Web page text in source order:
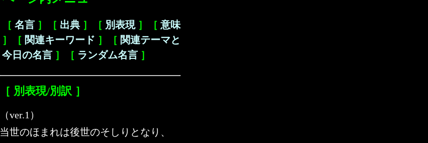
［ 名言 ］［ 出典 ］［ 別表現］［ 意味
］［ 関連キーワード ］［ 関連テーマと
今日の名言 ］［ ランダム名言 ］
［ 別表現/別訳 ］
（ver.1）
当世のほまれは後世のそしりとなり、